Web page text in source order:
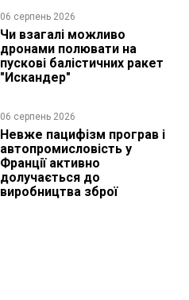
06 серпень 2026
Чи взагалі можливо
дронами полювати на
пускові балістичних ракет
"Искандер"
06 серпень 2026
Невже пацифізм програв і
автопромисловість у
Франції активно
долучається до
виробництва зброї